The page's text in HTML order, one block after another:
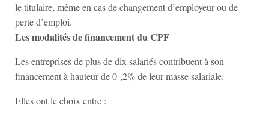
le titulaire, même en cas de changement d’employeur ou de
perte d’emploi.
Les modalités de financement du CPF
Les entreprises de plus de dix salariés contribuent à son
financement à hauteur de 0 ,2% de leur masse salariale.
Elles ont le choix entre :